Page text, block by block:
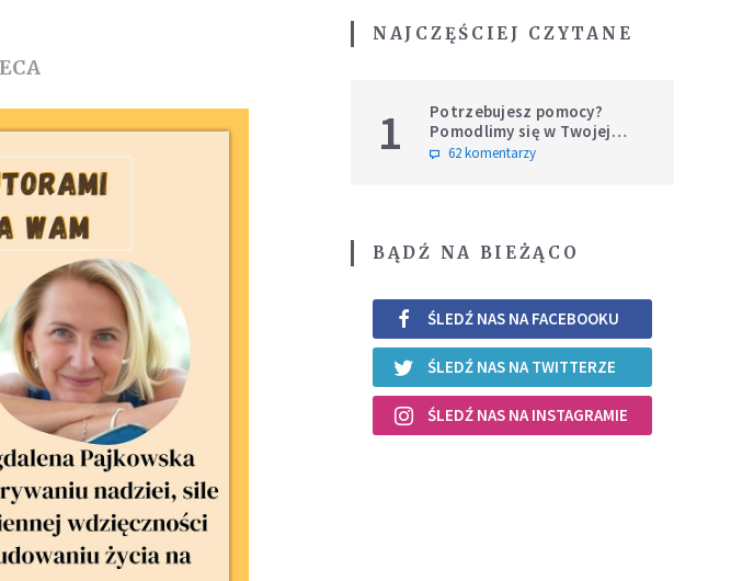
NAJCZĘŚCIEJ CZYTANE
1
Potrzebujesz pomocy?
Pomodlimy się w Twojej
intencji
62 komentarzy
BĄDŹ NA BIEŻĄCO
ŚLEDŹ NAS NA FACEBOOKU
ŚLEDŹ NAS NA TWITTERZE
ŚLEDŹ NAS NA INSTAGRAMIE